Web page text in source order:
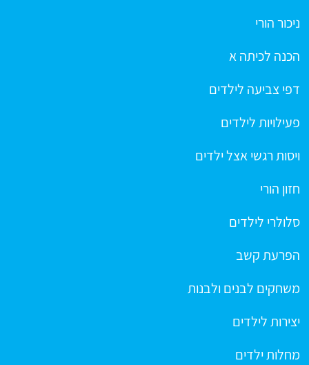
ניכור הורי
הכנה לכיתה א
דפי צביעה לילדים
פעילויות לילדים
ויסות רגשי אצל ילדים
חזון הורי
סלולרי לילדים
הפרעת קשב
משחקים לבנים ולבנות
יצירות לילדים
מחלות ילדים